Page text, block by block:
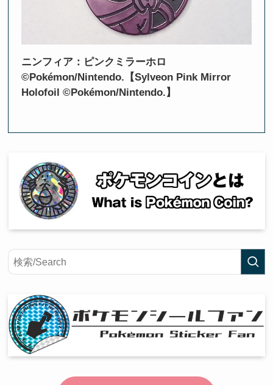
ニンフィア：ピンクミラーホロ
©Pokémon/Nintendo.【Sylveon Pink Mirror
Holofoil ©Pokémon/Nintendo.】